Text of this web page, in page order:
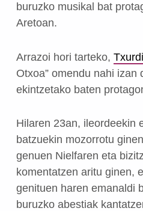
buruzko musikal bat
Aretoan.
Arrazoi hori tarteko,
Otxoa” omendu nahi izan
ekintzetako baten
Hilaren 23an, ileordeekin
batzuekin mozorrotu
genuen Nielfaren eta
komentatzen aritu ginen,
genituen haren emanaldi
buruzko abestiak